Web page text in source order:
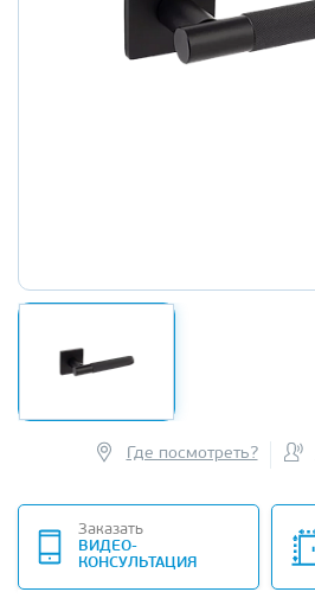
Где посмотреть?
Заказать
ВИДЕО-
КОНСУЛЬТАЦИЯ